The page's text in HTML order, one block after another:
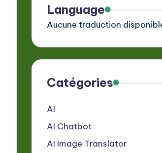
Language
Aucune traduction
Catégories
AI
AI Chatbot
AI Image Translator